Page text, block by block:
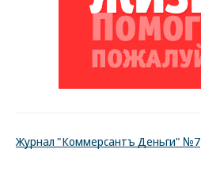
Журнал "Коммерсантъ Деньги" №7